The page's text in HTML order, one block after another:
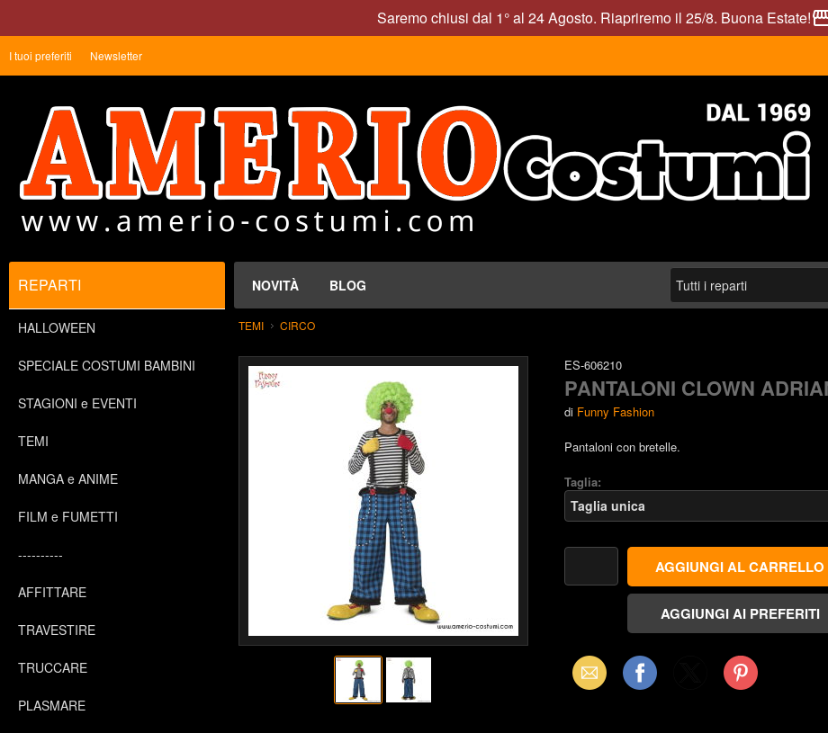
Saremo chiusi dal 1° al 24 Agosto. Riapriremo il 25/8. Buona Estate!
I tuoi preferiti Newsletter
NOVITÀ BLOG
REPARTI
HALLOWEEN
SPECIALE COSTUMI BAMBINI
STAGIONI e EVENTI
TEMI
MANGA e ANIME
FILM e FUMETTI
----------
AFFITTARE
TRAVESTIRE
TRUCCARE
PLASMARE
TEMI CIRCO
ES-606210
PANTALONI CLOWN
di Funny Fashion
Pantaloni con bretelle.
Taglia:
Email Facebook Pinterest